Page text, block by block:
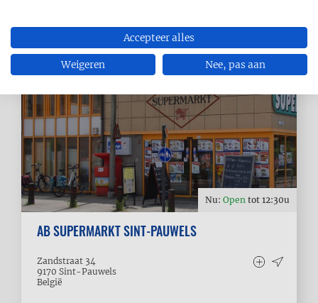
Nu: Open tot 12:30u
AB SUPERMARKT SINT-PAUWELS
Zandstraat 34
9170 Sint-Pauwels
België
Accepteer alles
Weigeren Nee, pas aan